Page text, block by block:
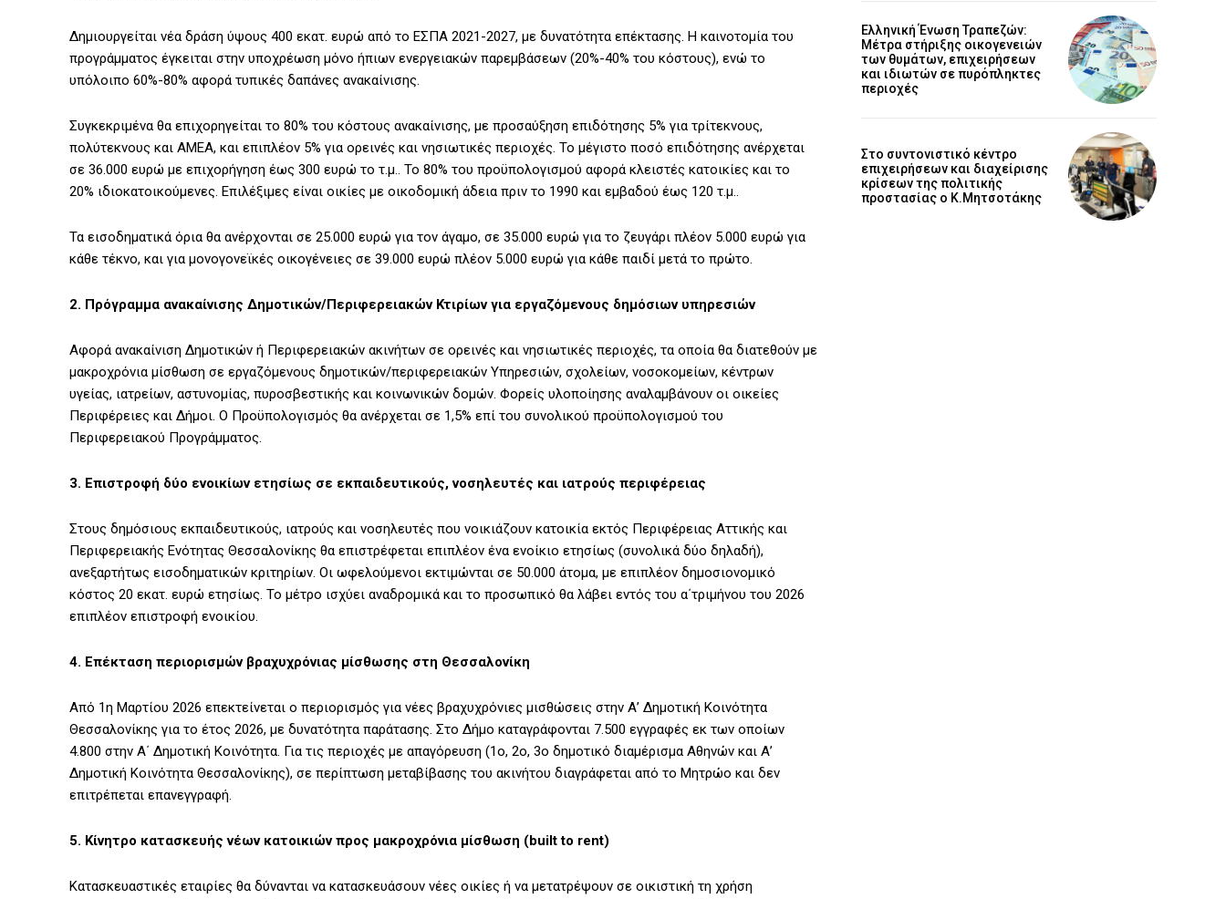
Δημιουργείται νέα δράση ύψους 400 εκατ. ευρώ από το ΕΣΠΑ 2021-2027, με δυνατότητα επέκτασης. Η καινοτομία του
προγράμματος έγκειται στην υποχρέωση μόνο ήπιων ενεργειακών παρεμβάσεων (20%-40% του κόστους), ενώ το
υπόλοιπο 60%-80% αφορά τυπικές δαπάνες ανακαίνισης.
Συγκεκριμένα θα επιχορηγείται το 80% του κόστους ανακαίνισης, με προσαύξηση επιδότησης 5% για τρίτεκνους,
πολύτεκνους και ΑΜΕΑ, και επιπλέον 5% για ορεινές και νησιωτικές περιοχές. Το μέγιστο ποσό επιδότησης ανέρχεται
σε 36.000 ευρώ με επιχορήγηση έως 300 ευρώ το τ.μ.. Το 80% του προϋπολογισμού αφορά κλειστές κατοικίες και το
20% ιδιοκατοικούμενες. Επιλέξιμες είναι οικίες με οικοδομική άδεια πριν το 1990 και εμβαδού έως 120 τ.μ..
Τα εισοδηματικά όρια θα ανέρχονται σε 25.000 ευρώ για τον άγαμο, σε 35.000 ευρώ για το ζευγάρι πλέον 5.000 ευρώ για
κάθε τέκνο, και για μονογονεϊκές οικογένειες σε 39.000 ευρώ πλέον 5.000 ευρώ για κάθε παιδί μετά το πρώτο.
2. Πρόγραμμα ανακαίνισης Δημοτικών/Περιφερειακών Κτιρίων για εργαζόμενους δημόσιων υπηρεσιών
Αφορά ανακαίνιση Δημοτικών ή Περιφερειακών ακινήτων σε ορεινές και νησιωτικές περιοχές, τα οποία θα διατεθούν με
μακροχρόνια μίσθωση σε εργαζόμενους δημοτικών/περιφερειακών Υπηρεσιών, σχολείων, νοσοκομείων, κέντρων
υγείας, ιατρείων, αστυνομίας, πυροσβεστικής και κοινωνικών δομών. Φορείς υλοποίησης αναλαμβάνουν οι οικείες
Περιφέρειες και Δήμοι. Ο Προϋπολογισμός θα ανέρχεται σε 1,5% επί του συνολικού προϋπολογισμού του
Περιφερειακού Προγράμματος.
3. Επιστροφή δύο ενοικίων ετησίως σε εκπαιδευτικούς, νοσηλευτές και ιατρούς περιφέρειας
Στους δημόσιους εκπαιδευτικούς, ιατρούς και νοσηλευτές που νοικιάζουν κατοικία εκτός Περιφέρειας Αττικής και
Περιφερειακής Ενότητας Θεσσαλονίκης θα επιστρέφεται επιπλέον ένα ενοίκιο ετησίως (συνολικά δύο δηλαδή),
ανεξαρτήτως εισοδηματικών κριτηρίων. Οι ωφελούμενοι εκτιμώνται σε 50.000 άτομα, με επιπλέον δημοσιονομικό
κόστος 20 εκατ. ευρώ ετησίως. Το μέτρο ισχύει αναδρομικά και το προσωπικό θα λάβει εντός του α΄τριμήνου του 2026
επιπλέον επιστροφή ενοικίου.
4. Επέκταση περιορισμών βραχυχρόνιας μίσθωσης στη Θεσσαλονίκη
Από 1η Μαρτίου 2026 επεκτείνεται ο περιορισμός για νέες βραχυχρόνιες μισθώσεις στην Α’ Δημοτική Κοινότητα
Θεσσαλονίκης για το έτος 2026, με δυνατότητα παράτασης. Στο Δήμο καταγράφονται 7.500 εγγραφές εκ των οποίων
4.800 στην Α΄ Δημοτική Κοινότητα. Για τις περιοχές με απαγόρευση (1ο, 2ο, 3ο δημοτικό διαμέρισμα Αθηνών και Α’
Δημοτική Κοινότητα Θεσσαλονίκης), σε περίπτωση μεταβίβασης του ακινήτου διαγράφεται από το Μητρώο και δεν
επιτρέπεται επανεγγραφή.
5. Κίνητρο κατασκευής νέων κατοικιών προς μακροχρόνια μίσθωση (built to rent)
Κατασκευαστικές εταιρίες θα δύνανται να κατασκευάσουν νέες οικίες ή να μετατρέψουν σε οικιστική τη χρήση
Ελληνική Ένωση Τραπεζών:
Μέτρα στήριξης οικογενειών
των θυμάτων, επιχειρήσεων
και ιδιωτών σε πυρόπληκτες
περιοχές
Στο συντονιστικό κέντρο
επιχειρήσεων και διαχείρισης
κρίσεων της πολιτικής
προστασίας ο Κ.Μητσοτάκης